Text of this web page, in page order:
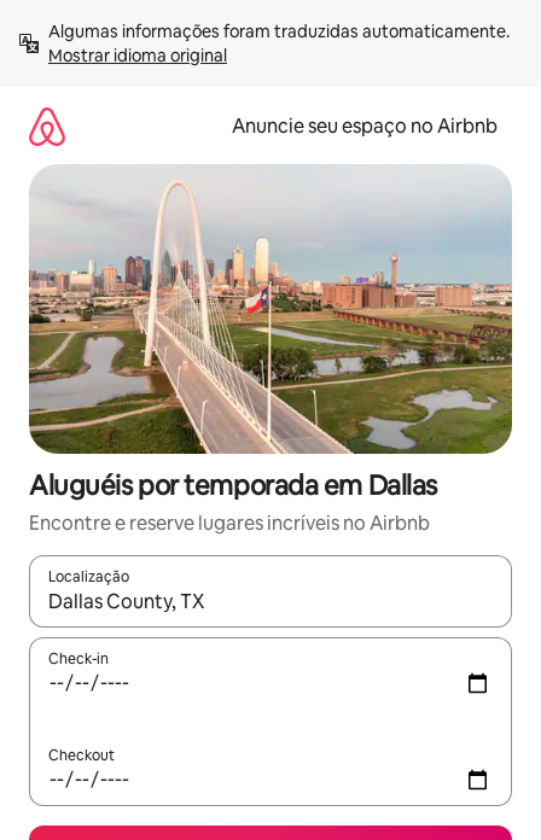
para
Mostrar idioma original
Anuncie seu espaço no Airbnb
Aluguéis por temporada em Dallas
Encontre e reserve lugares incríveis no Airbnb
Localização
Quando os resultados estiverem disponíveis, explore-os
Check-in
Checkout